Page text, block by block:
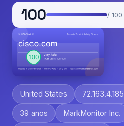
100 / 100
United States 72.163.4.185
39 anos MarkMonitor Inc.